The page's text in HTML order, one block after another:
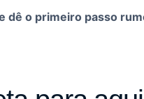
dê o primeiro passo